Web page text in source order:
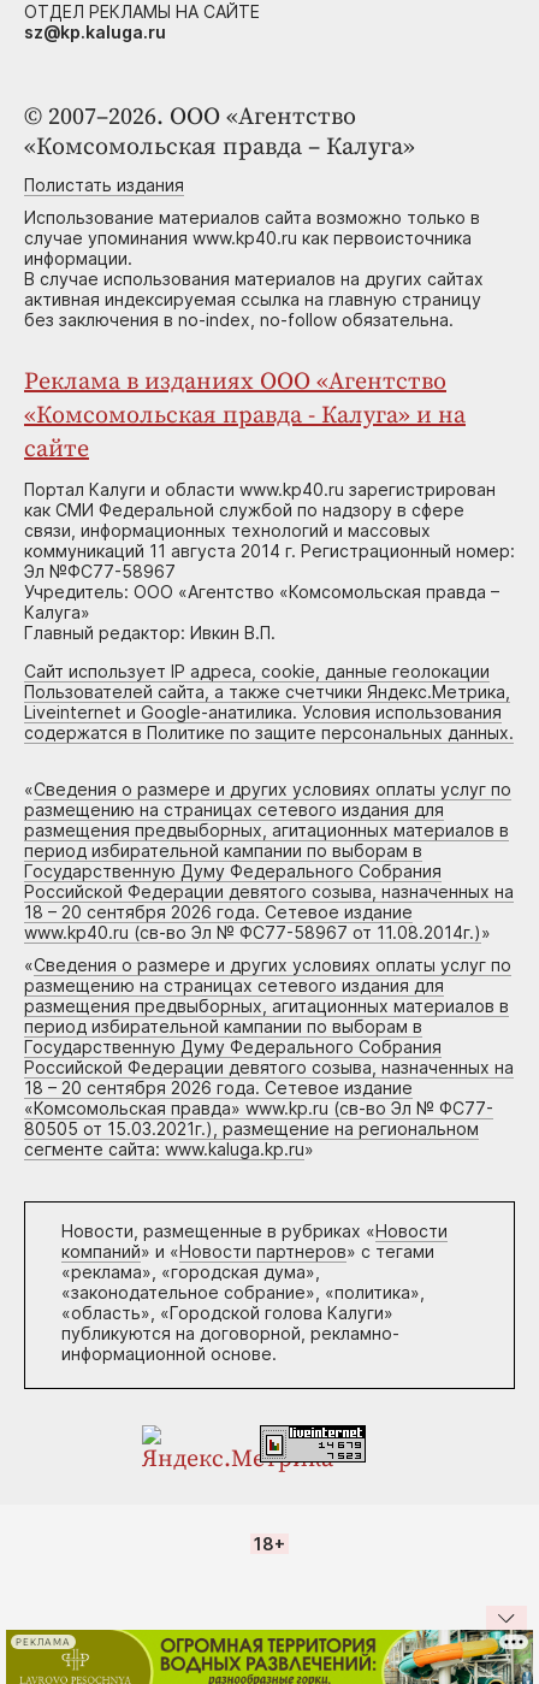
© 2007–2026. ООО «Агентство
«Комсомольская правда – Калуга»
Полистать издания
Использование материалов сайта возможно только в
случае упоминания www.kp40.ru как первоисточника
информации.
В случае использования материалов на других сайтах
активная индексируемая ссылка на главную страницу
без заключения в no-index, no-follow обязательна.
Реклама в изданиях ООО «Агентство
«Комсомольская правда - Калуга» и на
сайте
Портал Калуги и области www.kp40.ru зарегистрирован
как СМИ Федеральной службой по надзору в сфере
связи, информационных технологий и массовых
коммуникаций 11 августа 2014 г. Регистрационный номер:
Эл №ФС77-58967
Учредитель: ООО «Агентство «Комсомольская правда –
Калуга»
Главный редактор: Ивкин В.П.
Сайт использует IP адреса, cookie, данные геолокации
Пользователей сайта, а также счетчики Яндекс.Метрика,
Liveinternet и Google-анатилика. Условия использования
содержатся в Политике по защите персональных данных.
«Сведения о размере и других условиях оплаты услуг по
размещению на страницах сетевого издания для
размещения предвыборных, агитационных материалов в
период избирательной кампании по выборам в
Государственную Думу Федерального Собрания
Российской Федерации девятого созыва, назначенных на
18 – 20 сентября 2026 года. Сетевое издание
www.kp40.ru (св-во Эл № ФС77-58967 от 11.08.2014г.)»
«Сведения о размере и других условиях оплаты услуг по
размещению на страницах сетевого издания для
размещения предвыборных, агитационных материалов в
период избирательной кампании по выборам в
Государственную Думу Федерального Собрания
Российской Федерации девятого созыва, назначенных на
18 – 20 сентября 2026 года. Сетевое издание
«Комсомольская правда» www.kp.ru (св-во Эл № ФС77-
80505 от 15.03.2021г.), размещение на региональном
сегменте сайта: www.kaluga.kp.ru»
Новости, размещенные в рубриках «Новости
компаний» и «Новости партнеров» с тегами
«реклама», «городская дума»,
«законодательное собрание», «политика»,
«область», «Городской голова Калуги»
публикуются на договорной, рекламно-
информационной основе.
ОТДЕЛ РЕКЛАМЫ НА САЙТЕ
sz@kp.kaluga.ru
18+
РЕКЛАМА